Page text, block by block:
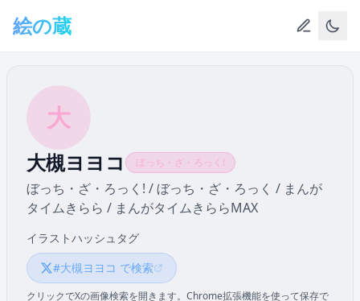
絵の蔵
大
大槻ヨヨコ ぼっち・ざ・ろっく!
ぼっち・ざ・ろっく! / ぼっち・ざ・ろっく / まんが
タイムきらら / まんがタイムきららMAX
イラストハッシュタグ
#大槻ヨヨコ で検索
クリックでXの画像検索を開きます。Chrome拡張機能を使って保存で